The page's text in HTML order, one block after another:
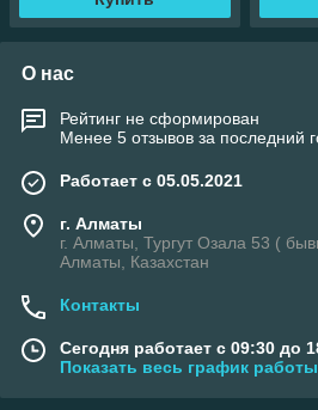
О нас
Рейтинг не сформирован
Менее 5 отзывов за последний
Работает с 05.05.2021
г. Алматы
г. Алматы, Тургут Озала 53 (
Алматы, Казахстан
Контакты
Сегодня работает с 09:30 до
Показать весь график работы